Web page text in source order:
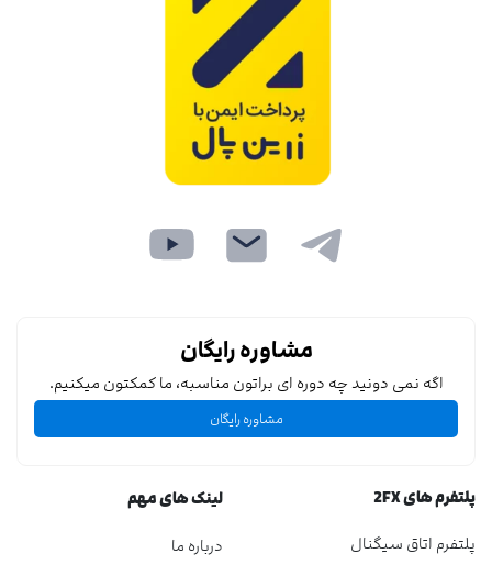
مشاوره رایگان
اگه نمی دونید چه دوره ای براتون مناسبه، ما کمکتون میکنیم.
مشاوره رایگان
پلتفرم های 2FX
پلتفرم اتاق سیگنال
لینک های مهم
درباره ما